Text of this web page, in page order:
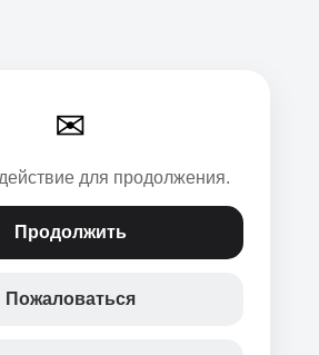
✉
для продолжения.
Продолжить
Пожаловаться